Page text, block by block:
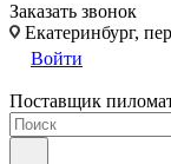
Заказать звонок
Екатеринбург,
Войти
Поставщик